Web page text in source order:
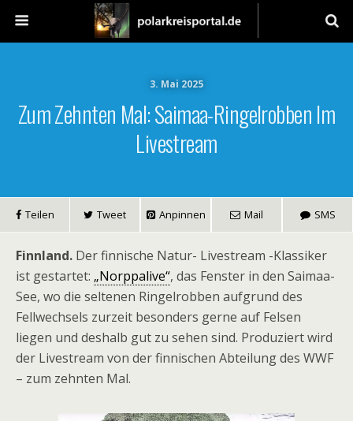
3. Mai 2025
Zum Zehnten Mal: Saimaa-Ringelrobben Im
Livestream
Teilen Tweet Anpinnen Mail SMS
Finnland. Der finnische Natur- Livestream -Klassiker
ist gestartet: „Norppalive“, das Fenster in den Saimaa-
See, wo die seltenen Ringelrobben aufgrund des
Fellwechsels zurzeit besonders gerne auf Felsen
liegen und deshalb gut zu sehen sind. Produziert wird
der Livestream von der finnischen Abteilung des WWF
– zum zehnten Mal.